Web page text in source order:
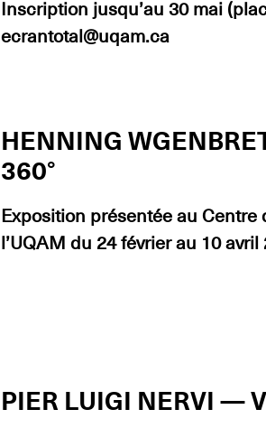
Inscription jusqu’au 30 mai
ecrantotal@uqam.ca
HENNING
360°
Exposition présentée au Centre
l’UQAM du 24 février au 10 avril
PIER LUIGI NERVI —